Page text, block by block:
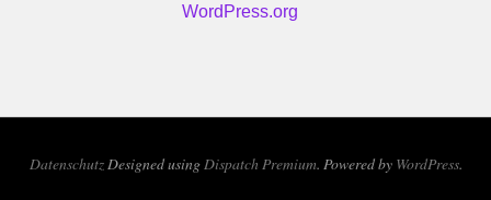
WordPress.org
DatenschutzDesigned using Dispatch Premium. Powered by WordPress.